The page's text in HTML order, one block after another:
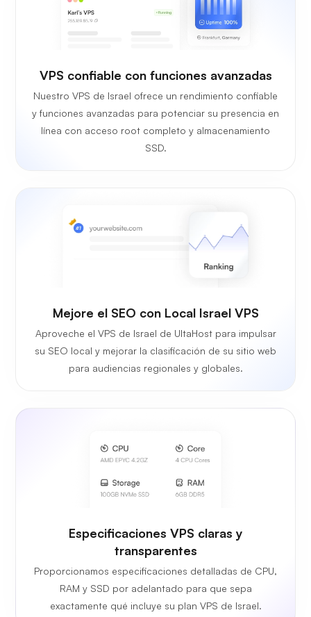
VPS confiable con funciones avanzadas
Nuestro VPS de Israel ofrece un rendimiento confiable
y funciones avanzadas para potenciar su presencia en
línea con acceso root completo y almacenamiento
SSD.
Mejore el SEO con Local Israel VPS
Aproveche el VPS de Israel de UltaHost para impulsar
su SEO local y mejorar la clasificación de su sitio web
para audiencias regionales y globales.
Especificaciones VPS claras y
transparentes
Proporcionamos especificaciones detalladas de CPU,
RAM y SSD por adelantado para que sepa
exactamente qué incluye su plan VPS de Israel.